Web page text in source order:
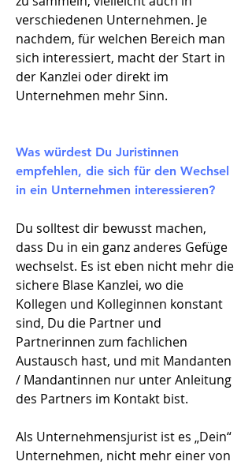
verschiedenen Unternehmen. Je
nachdem, für welchen Bereich man
sich interessiert, macht der Start in
der Kanzlei oder direkt im
Unternehmen mehr Sinn.
Was würdest Du Juristinnen
empfehlen, die sich für den Wechsel
in ein Unternehmen interessieren?​
Du solltest dir bewusst machen,
dass Du in ein ganz anderes Gefüge
wechselst. Es ist eben nicht mehr die
sichere Blase Kanzlei, wo die
Kollegen und Kolleginnen konstant
sind, Du die Partner und
Partnerinnen zum fachlichen
Austausch hast, und mit Mandanten
/ Mandantinnen nur unter Anleitung
des Partners im Kontakt bist.
Als Unternehmensjurist ist es „Dein“
Unternehmen, nicht mehr einer von